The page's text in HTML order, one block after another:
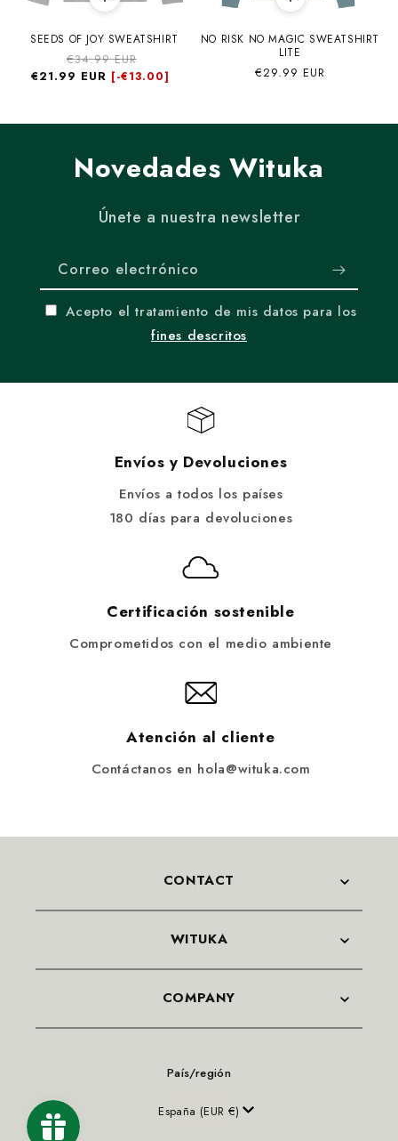
SEEDS OF JOY SWEATSHIRT
Precio
habitual
€34.99 EUR
de
€21.99 EUR [-€13.00]
NO RISK NO MAGIC SWEATSHIRT
LITE
Precio
€29.99 EUR
Novedades Wituka
Únete a nuestra newsletter
Correo electrónico
Acepto el tratamiento de mis datos para los
fines descritos
Envíos y Devoluciones
Envíos a todos los países
180 días para devoluciones
Certificación sostenible
Comprometidos con el medio ambiente
Atención al cliente
Contáctanos en hola@wituka.com
CONTACT
WITUKA
COMPANY
País/región
España (EUR €)